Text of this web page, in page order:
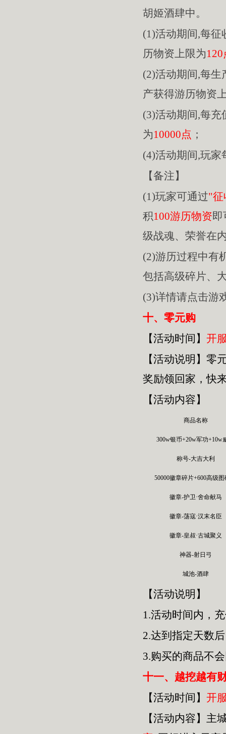
胡姬酒肆中。
(1)活动期间,每征
历物资上限为120
(2)活动期间,每生
产获得游历物资
(3)活动期间,每充
为10000点 ；
(4)活动期间,玩家
【备注】
(1)玩家可通过"征
积100游历物资即
级战魂、荣誉在
(2)游历过程中有
包括高级碎片、
(3)详情请点击游
十、零元购
【活动时间】 开
【活动说明 】 零
奖励领回家，快
【活动内容】
商品名称
300w银币+20w军功+10w
称号-大吉大利
50000徽章碎片+600高级
徽章-护卫·舍命献马
徽章-荡寇·汉末名臣
徽章-皇叔·古城聚义
神器-射日弓
城池-酒肆
【活动说明】
1.活动时间内，
2.达到指定天数
3.购买的商品不
十一、越挖越有
【活动时间】 开
【活动内容】主